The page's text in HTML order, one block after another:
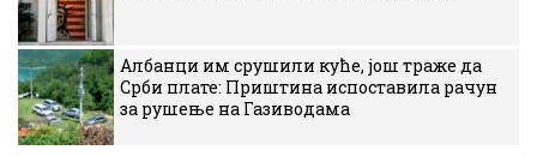
Албанци им срушили куће, још траже да
Срби плате: Приштина испоставила рачун
за рушење на Газиводама